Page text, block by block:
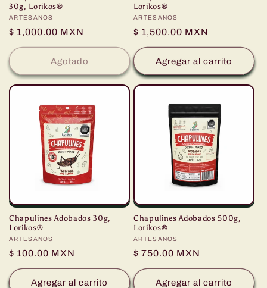
30g, Lorikos®
Proveedor:
ARTESANOS
Precio
habitual
$ 1,000.00 MXN
Agotado
Lorikos®
Proveedor:
ARTESANOS
Precio
habitual
$ 1,500.00 MXN
Agregar al carrito
Chapulines Adobados 30g,
Lorikos®
Proveedor:
ARTESANOS
Precio
habitual
$ 100.00 MXN
Agregar al carrito
Chapulines Adobados 500g,
Lorikos®
Proveedor:
ARTESANOS
Precio
habitual
$ 750.00 MXN
Agregar al carrito